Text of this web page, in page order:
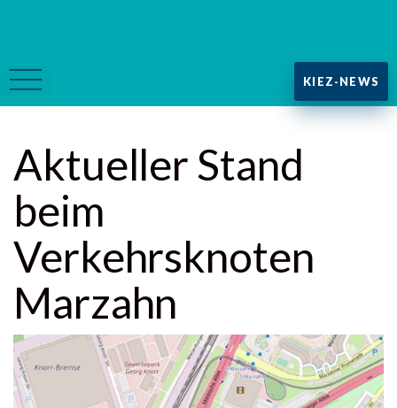
KIEZ-NEWS
Aktueller Stand
beim
Verkehrsknoten
Marzahn